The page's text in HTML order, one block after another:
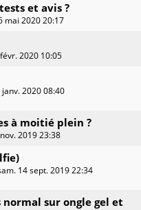
et avis ?
mai 2020 20:17
2020 10:05
janv. 2020 08:40
à moitié plein ?
2019 23:38
14 sept. 2019 22:34
sur ongle gel et